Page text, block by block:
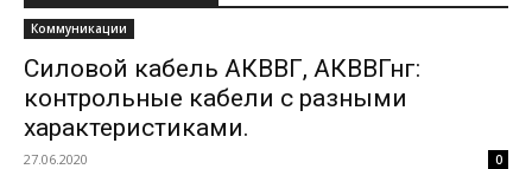
Коммуникации
Силовой кабель АКВВГ, АКВВГнг:
контрольные кабели с разными
характеристиками.
27.06.2020 0